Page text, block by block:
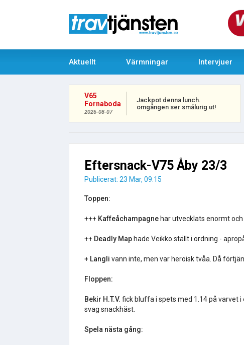
Aktuellt Värmningar Intervjuer
V65
Fornaboda
2026-08-07
Jackpot denna lunch.
omgången ser smålurig ut!
Eftersnack-V75 Åby 23/3
Publicerat: 23 Mar, 09:15
Toppen:
+++ Kaffeåchampagne har utvecklats enormt
++ Deadly Map hade Veikko ställt i ordning -
+ Langli vann inte, men var heroisk tvåa. Då
Floppen:
Bekir H.T.V. fick bluffa i spets med 1.14 på varvet
svag snackhäst.
Spela nästa gång: